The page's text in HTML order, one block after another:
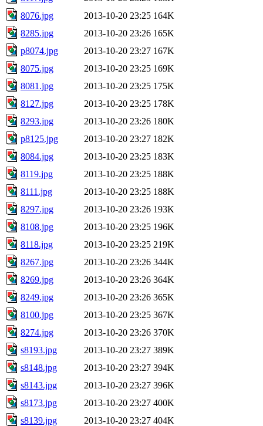
8076.jpg
2013-10-20 23:25 164K
8285.jpg
2013-10-20 23:26 165K
p8074.jpg
2013-10-20 23:27 167K
8075.jpg
2013-10-20 23:25 169K
8081.jpg
2013-10-20 23:25 175K
8127.jpg
2013-10-20 23:25 178K
8293.jpg
2013-10-20 23:26 180K
p8125.jpg
2013-10-20 23:27 182K
8084.jpg
2013-10-20 23:25 183K
8119.jpg
2013-10-20 23:25 188K
8111.jpg
2013-10-20 23:25 188K
8297.jpg
2013-10-20 23:26 193K
8108.jpg
2013-10-20 23:25 196K
8118.jpg
2013-10-20 23:25 219K
8267.jpg
2013-10-20 23:26 344K
8269.jpg
2013-10-20 23:26 364K
8249.jpg
2013-10-20 23:26 365K
8100.jpg
2013-10-20 23:25 367K
8274.jpg
2013-10-20 23:26 370K
s8193.jpg
2013-10-20 23:27 389K
s8148.jpg
2013-10-20 23:27 394K
s8143.jpg
2013-10-20 23:27 396K
s8173.jpg
2013-10-20 23:27 400K
s8139.jpg
2013-10-20 23:27 404K